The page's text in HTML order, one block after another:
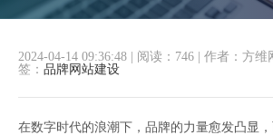
2024-04-14 09:36:48 阅读：746 作者：方维
签： 品牌网站建设
在数字时代的浪潮下，品牌的力量愈发凸显